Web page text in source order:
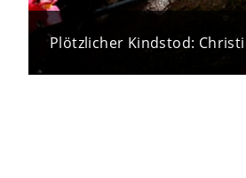
Plötzlicher Kindstod: